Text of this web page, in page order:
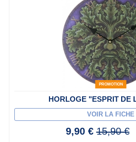
PROMOTION
HORLOGE "ESPRIT DE
VOIR LA FICHE
9,90 €15,90 €